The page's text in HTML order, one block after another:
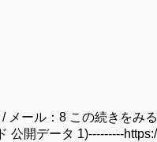
ール：8 この続きをみ
公開データ 1)---------